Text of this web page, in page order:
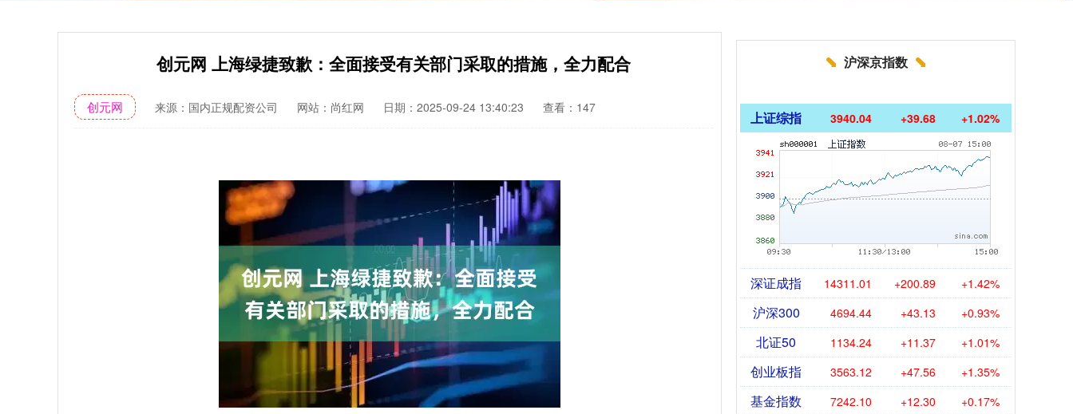
创元网 上海绿捷致歉：全面接受有关部门采取的措施，全力配合
创元网 来源：国内正规配资公司 网站：尚红网 日期：2025-09-24 13:40:23 查看：147
沪深京指数
上证综指 3940.04 +39.68 +1.02%
深证成指 14311.01 +200.89 +1.42%
沪深300 4694.44 +43.13 +0.93%
北证50 1134.24 +11.37 +1.01%
创业板指 3563.12 +47.56 +1.35%
基金指数 7242.10 +12.30 +0.17%